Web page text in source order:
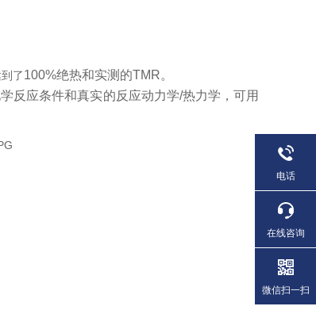
了100%绝热和实测的TMR。
反应条件和真实的反应动力学/热力学，可用
电话
在线咨询
微信扫一扫